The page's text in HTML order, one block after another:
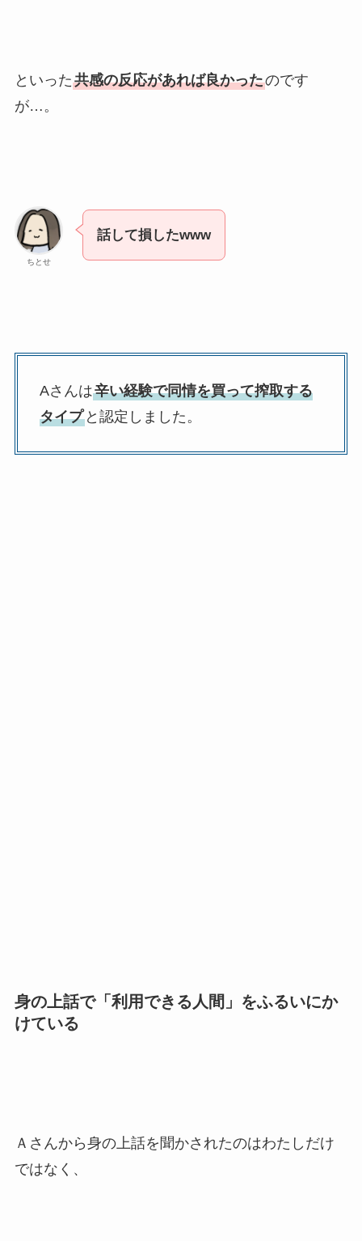
といった共感の反応があれば良かったのです
が…。
ちとせ
話して損したwww
Aさんは辛い経験で同情を買って搾取する
タイプと認定しました。
身の上話で「利用できる人間」をふるいにか
けている
Ａさんから身の上話を聞かされたのはわたしだけ
ではなく、